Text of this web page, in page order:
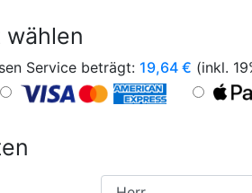
wählen
Service beträgt: 19,64 € (inkl.